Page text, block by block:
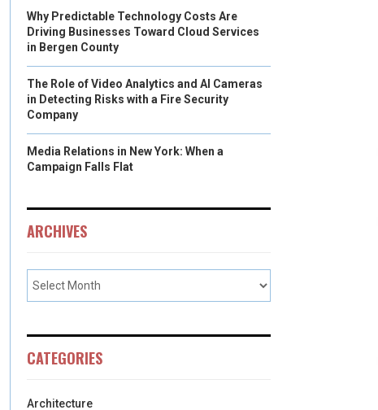
Why Predictable Technology Costs Are
Driving Businesses Toward Cloud Services
in Bergen County
The Role of Video Analytics and AI Cameras
in Detecting Risks with a Fire Security
Company
Media Relations in New York: When a
Campaign Falls Flat
ARCHIVES
CATEGORIES
Architecture